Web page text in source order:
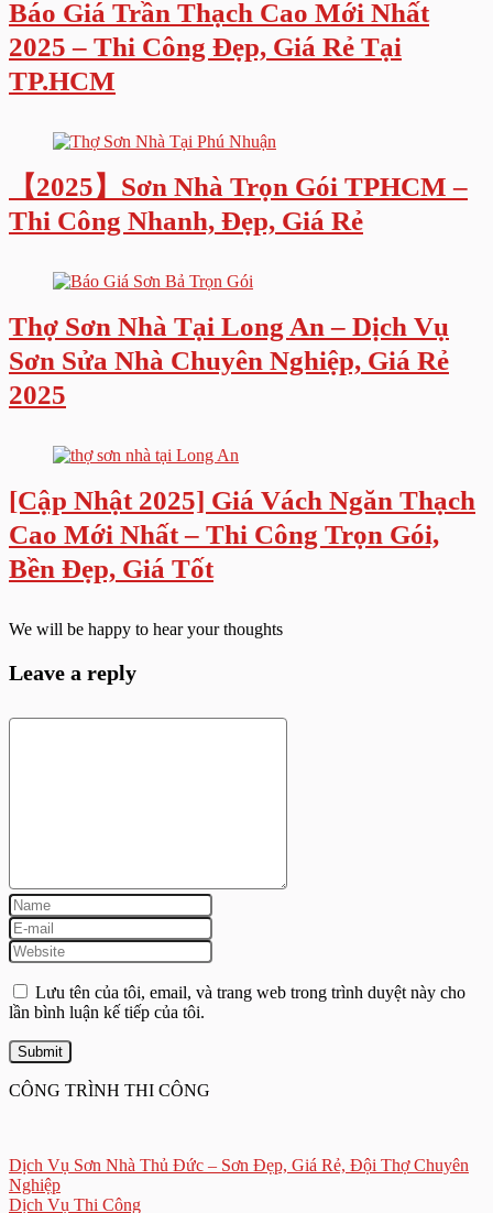
Báo Giá Trần Thạch Cao Mới Nhất
2025 – Thi Công Đẹp, Giá Rẻ Tại
TP.HCM
【2025】Sơn Nhà Trọn Gói TPHCM –
Thi Công Nhanh, Đẹp, Giá Rẻ
Thợ Sơn Nhà Tại Long An – Dịch Vụ
Sơn Sửa Nhà Chuyên Nghiệp, Giá Rẻ
2025
[Cập Nhật 2025] Giá Vách Ngăn Thạch
Cao Mới Nhất – Thi Công Trọn Gói,
Bền Đẹp, Giá Tốt
We will be happy to hear your thoughts
Leave a reply
Lưu tên của tôi, email, và trang web trong trình duyệt này cho
lần bình luận kế tiếp của tôi.
CÔNG TRÌNH THI CÔNG
Dịch Vụ Sơn Nhà Thủ Đức – Sơn Đẹp, Giá Rẻ, Đội Thợ Chuyên
Nghiệp
Dịch Vụ Thi Công